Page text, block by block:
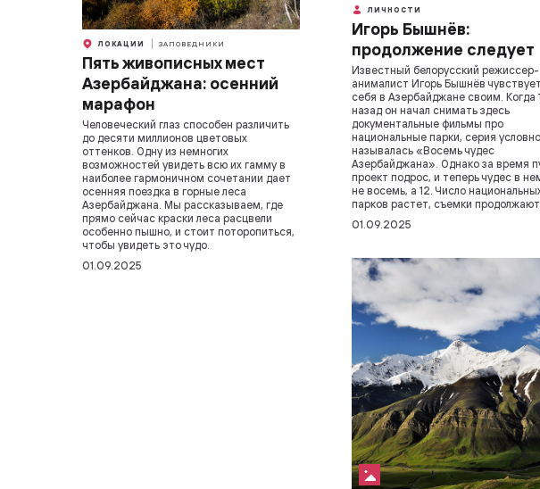
ЛИЧНОСТИ
Игорь Бышнёв:
продолжение следует
Известный белорусский режиссер-
анималист Игорь Бышнёв чувствует
себя в Азербайджане своим. Когда
назад он начал снимать здесь
документальные фильмы про
национальные парки, серия условно
называлась «Восемь чудес
Азербайджана». Однако за время
проект подрос, и теперь чудес в
не восемь, а 12. Число
парков растет, съемки
01.09.2025
ЛОКАЦИИ ЗАПОВЕДНИКИ
Пять живописных мест
Азербайджана: осенний
марафон
Человеческий глаз способен различить
до десяти миллионов цветовых
оттенков. Одну из немногих
возможностей увидеть всю их гамму в
наиболее гармоничном сочетании дает
осенняя поездка в горные леса
Азербайджана. Мы рассказываем, где
прямо сейчас краски леса расцвели
особенно пышно, и стоит поторопиться,
чтобы увидеть это чудо.
01.09.2025